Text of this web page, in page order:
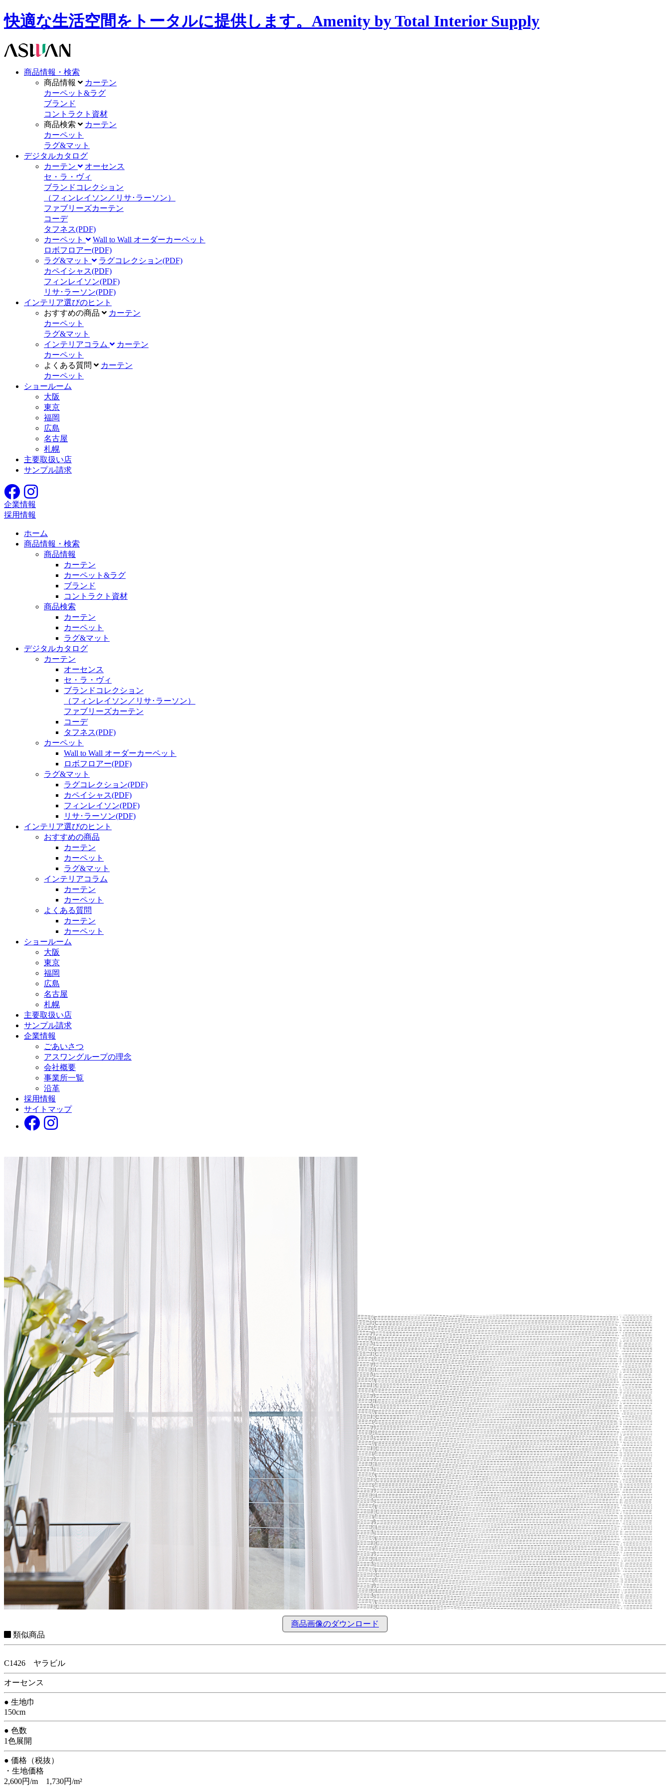
快適な生活空間をトータルに提供します。Amenity by Total Interior Supply
商品情報・検索
商品情報
カーテン
カーペット&ラグ
ブランド
コントラクト資材
商品検索
カーテン
カーペット
ラグ&マット
デジタルカタログ
カーテン
オーセンス
セ・ラ・ヴィ
ブランドコレクション
（フィンレイソン／リサ･ラーソン）
ファブリーズカーテン
コーデ
タフネス(PDF)
カーペット
Wall to Wall オーダーカーペット
ロボフロアー(PDF)
ラグ&マット
ラグコレクション(PDF)
カペイシャス(PDF)
フィンレイソン(PDF)
リサ･ラーソン(PDF)
インテリア選びのヒント
おすすめの商品
カーテン
カーペット
ラグ&マット
インテリアコラム
カーテン
カーペット
よくある質問
カーテン
カーペット
ショールーム
大阪
東京
福岡
広島
名古屋
札幌
主要取扱い店
サンプル請求
企業情報
採用情報
ホーム
商品情報・検索
商品情報
カーテン
カーペット&ラグ
ブランド
コントラクト資材
商品検索
カーテン
カーペット
ラグ&マット
デジタルカタログ
カーテン
オーセンス
セ・ラ・ヴィ
ブランドコレクション
（フィンレイソン／リサ･ラーソン）
ファブリーズカーテン
コーデ
タフネス(PDF)
カーペット
Wall to Wall オーダーカーペット
ロボフロアー(PDF)
ラグ&マット
ラグコレクション(PDF)
カペイシャス(PDF)
フィンレイソン(PDF)
リサ･ラーソン(PDF)
インテリア選びのヒント
おすすめの商品
カーテン
カーペット
ラグ&マット
インテリアコラム
カーテン
カーペット
よくある質問
カーテン
カーペット
ショールーム
大阪
東京
福岡
広島
名古屋
札幌
主要取扱い店
サンプル請求
企業情報
ごあいさつ
アスワングループの理念
会社概要
事業所一覧
沿革
採用情報
サイトマップ
商品画像のダウンロード
類似商品
C1426 ヤラビル
オーセンス
● 生地巾
150cm
● 色数
1色展開
● 価格（税抜）
・生地価格
2,600円/m 1,730円/m²